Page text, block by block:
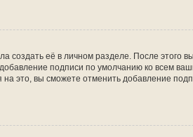
создать её в личном разделе. После этого
подписи по умолчанию ко всем
это, вы сможете отменить добавление